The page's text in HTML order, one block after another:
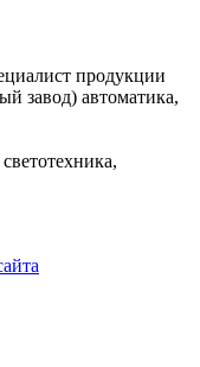
продукции
завод) автоматика,